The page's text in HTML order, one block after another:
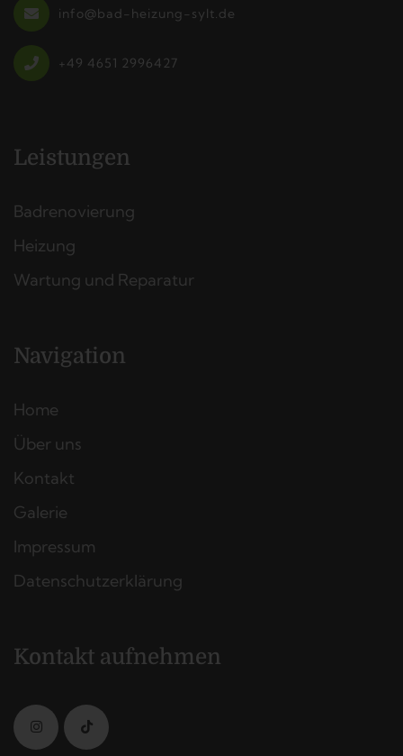
info@bad-heizung-sylt.de
+49 4651 2996427
Leistungen
Badrenovierung
Heizung
Wartung und Reparatur
Navigation
Home
Über uns
Kontakt
Galerie
Impressum
Datenschutzerklärung
Kontakt aufnehmen